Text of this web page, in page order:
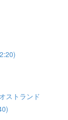
ストランド